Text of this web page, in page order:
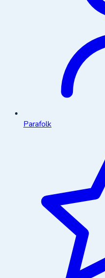
Parafolk